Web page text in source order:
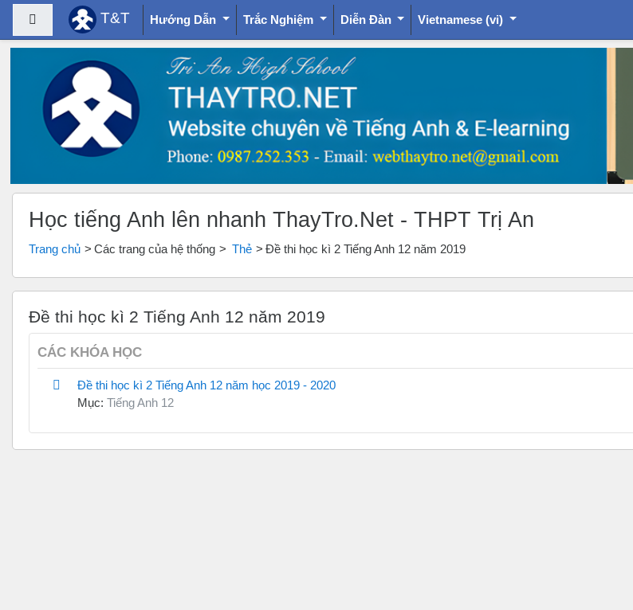
Chuyển tới nội dung chính
Bảng điều khiển cạnh
T&T Hướng Dẫn Trắc Nghiệm Diễn Đàn Vietnamese ‎(vi)‎
Học tiếng Anh lên nhanh ThayTro.Net - THPT Trị An
Trang chủ Các trang của hệ thống Thẻ Đề thi học kì 2 Tiếng Anh 12 năm 2019
Đề thi học kì 2 Tiếng Anh 12 năm 2019
CÁC KHÓA HỌC
Đề thi học kì 2 Tiếng Anh 12 năm học 2019 - 2020
Mục: Tiếng Anh 12